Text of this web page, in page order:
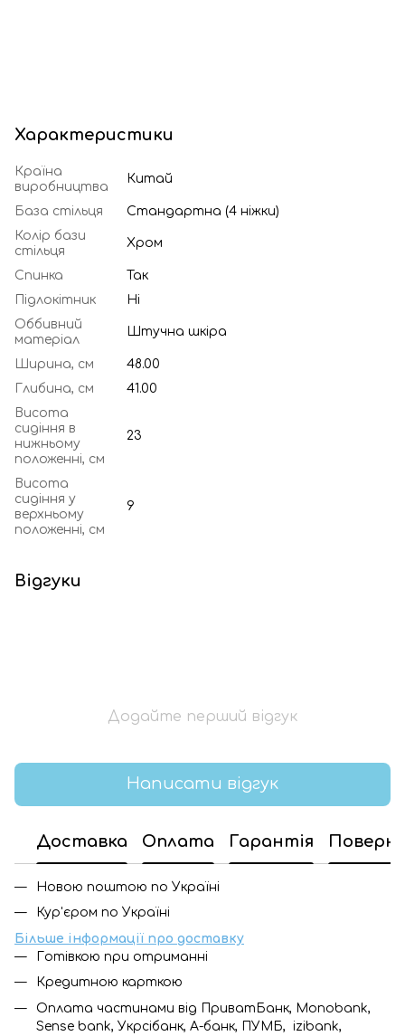
Характеристики
Країна
виробництва
Китай
База стільця
Стандартна (4 ніжки)
Колір бази
стільця
Хром
Спинка
Так
Підлокітник
Ні
Оббивний
матеріал
Штучна шкіра
Ширина, см
48.00
Глибина, см
41.00
Висота
сидіння в
нижньому
положенні, см
23
Висота
сидіння у
верхньому
положенні, см
9
Відгуки
Додайте перший відгук
Написати відгук
Доставка Оплата Гарантія
Новою поштою по Україні
Кур'єром по Україні
Більше інформації про доставку
Готівкою при отриманні
Кредитною карткою
Оплата частинами від ПриватБанк, Monobank,
Sense bank, Укрсібанк, А-банк, ПУМБ, izibank,